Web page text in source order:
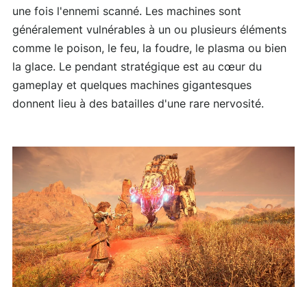
une fois l'ennemi scanné. Les machines sont
généralement vulnérables à un ou plusieurs éléments
comme le poison, le feu, la foudre, le plasma ou bien
la glace. Le pendant stratégique est au cœur du
gameplay et quelques machines gigantesques
donnent lieu à des batailles d'une rare nervosité.